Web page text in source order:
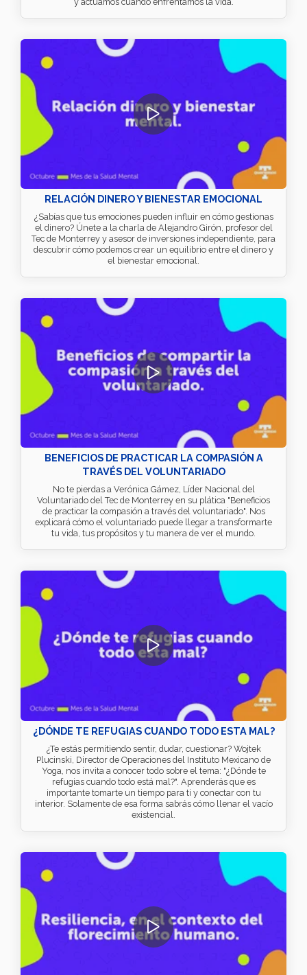
RELACIÓN DINERO Y BIENESTAR EMOCIONAL
¿Sabías que tus emociones pueden influir en cómo gestionas
el dinero? Únete a la charla de Alejandro Girón, profesor del
Tec de Monterrey y asesor de inversiones independiente, para
descubrir cómo podemos crear un equilibrio entre el dinero y
el bienestar emocional.
BENEFICIOS DE PRACTICAR LA COMPASIÓN A
TRAVÉS DEL VOLUNTARIADO
No te pierdas a Verónica Gámez, Líder Nacional del
Voluntariado del Tec de Monterrey en su plática "Beneficios
de practicar la compasión a través del voluntariado". Nos
explicará cómo el voluntariado puede llegar a transformarte
tu vida, tus propósitos y tu manera de ver el mundo.
¿DÓNDE TE REFUGIAS CUANDO TODO ESTA MAL?
¿Te estás permitiendo sentir, dudar, cuestionar? Wojtek
Plucinski, Director de Operaciones del Instituto Mexicano de
Yoga, nos invita a conocer todo sobre el tema: "¿Dónde te
refugias cuando todo está mal?". Aprenderás que es
importante tomarte un tiempo para ti y conectar con tu
interior. Solamente de esa forma sabrás cómo llenar el vacío
existencial.